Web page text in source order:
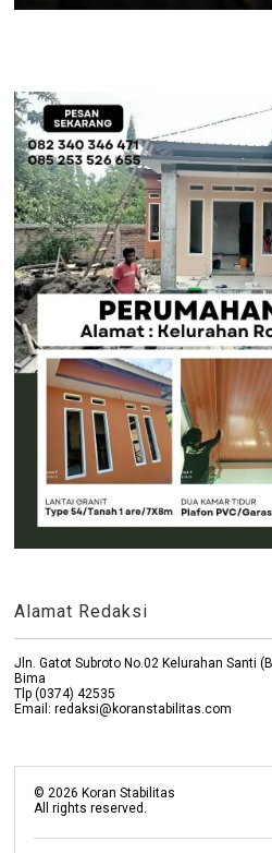
Alamat Redaksi
Jln. Gatot Subroto No.02 Kelurahan Santi
Bima
Tlp (0374) 42535
Email: redaksi@koranstabilitas.com
©2026 Koran Stabilitas
All rights reserved.